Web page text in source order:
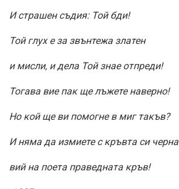
И страшен съдия: Той бди!
Той глух е за звънтежа златен
и мисли, и дела Той знае отпреди!
Тогава вие пак ще лъжете наверно!
Но кой ще ви помогне в миг такъв?
И няма да измиете с кръвта си черна
вий на поета праведната кръв!